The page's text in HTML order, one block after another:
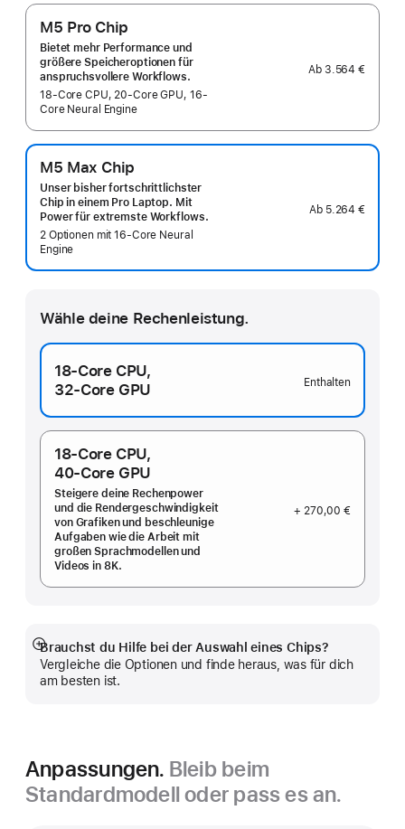
M5 Pro Chip
Bietet mehr Performance und
größere Speicheroptionen für
anspruchsvollere Workflows.
18-Core CPU, 20-Core GPU, 16-
Core Neural Engine
Ab 3.564 €
M5 Max Chip
Unser bisher fortschritt­lichster
Chip in einem Pro Laptop. Mit
Power für extremste Workflows.
2 Optionen mit 16‑Core Neural
Engine
Ab 5.264 €
Wähle deine Rechenleistung.
18‑Core CPU,
32‑Core GPU
Enthalten
18‑Core CPU,
40‑Core GPU
Steigere deine Rechenpower
und die Rendergeschwindigkeit
von Grafiken und beschleunige
Aufgaben wie die Arbeit mit
großen Sprachmodellen und
Videos in 8K.
+ 270,00 €
Brauchst du Hilfe bei der Auswahl eines Chips?
Vergleiche die Optionen und finde heraus, was für dich
am besten ist.
Mehr
anzeigen
Anpassungen. Bleib beim
Standardmodell oder pass es an.